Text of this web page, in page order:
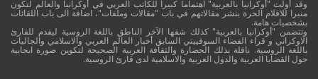
وقد أولت "أوكرانيا بالعربية" اهتماما كبيرا للكاتب العربي في أوكرانيا والعالم لتكون
منبرا للاقلام الحرة بنشر مقالاتهم في باب "مقالات وملفات"، اضافة الى باب اللقائات
بشخصيات هامة.
وتتضمن "أوكرانيا بالعربية" كذلك شقها الآخر الناطق باللغة الروسية ليقدم للقارئ
الاوكراني و قراء الفضاء السوفييتي السابق أخبار العالم العربي والاسلامي والجاليات
باللغة الروسية. ناقلة بذلك الحضارة والثقافة العربية الصحيحة لتكوين صورة ايجابية
حول القضايا العربية والدول العربية والاسلامية لدى قارئ الروسية.